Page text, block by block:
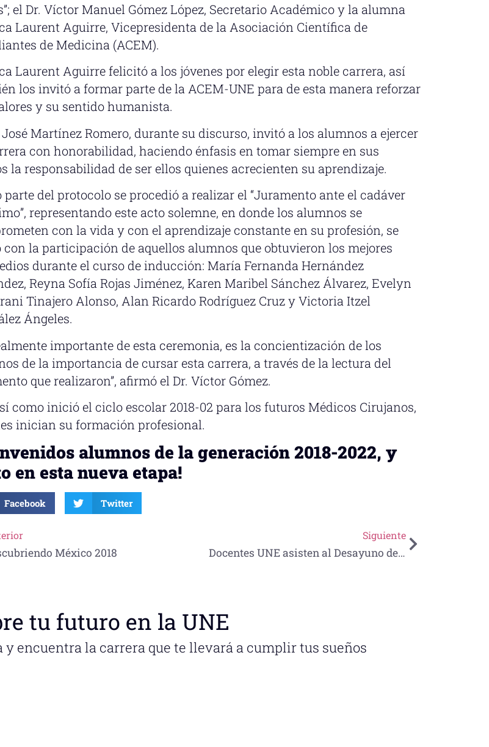
el Dr. Víctor Manuel Gómez López, Secretario Académico y la alumna
Laurent Aguirre, Vicepresidenta de la Asociación Científica de
de Medicina (ACEM).
Laurent Aguirre felicitó a los jóvenes por elegir esta noble carrera, así
los invitó a formar parte de la ACEM-UNE para de esta manera reforzar
y su sentido humanista.
José Martínez Romero, durante su discurso, invitó a los alumnos a ejercer
con honorabilidad, haciendo énfasis en tomar siempre en sus
la responsabilidad de ser ellos quienes acrecienten su aprendizaje.
parte del protocolo se procedió a realizar el “Juramento ante el cadáver
representando este acto solemne, en donde los alumnos se
con la vida y con el aprendizaje constante en su profesión, se
con la participación de aquellos alumnos que obtuvieron los mejores
durante el curso de inducción: María Fernanda Hernández
Reyna Sofía Rojas Jiménez, Karen Maribel Sánchez Álvarez, Evelyn
Tinajero Alonso, Alan Ricardo Rodríguez Cruz y Victoria Itzel
Ángeles.
importante de esta ceremonia, es la concientización de los
de la importancia de cursar esta carrera, a través de la lectura del
que realizaron”, afirmó el Dr. Víctor Gómez.
como inició el ciclo escolar 2018-02 para los futuros Médicos Cirujanos,
inician su formación profesional.
alumnos de la generación 2018-2022, y
en esta nueva etapa!
Facebook Twitter
México 2018
Siguiente
Docentes UNE asisten al Desayuno de bienvenida
tu futuro en la UNE
encuentra la carrera que te llevará a cumplir tus sueños